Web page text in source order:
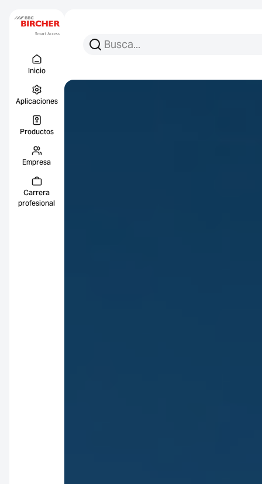
Inicio
Aplicaciones
Productos
Empresa
Carrera
profesional
Busca:
Busca en